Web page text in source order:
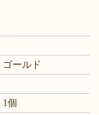
ゴールド
1個